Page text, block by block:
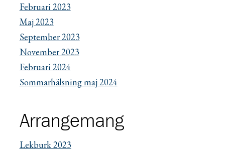
Februari 2023
Maj 2023
September 2023
November 2023
Februari 2024
Sommarhälsning maj 2024
Arrangemang
Lekburk 2023